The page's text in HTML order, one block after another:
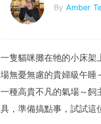
By Amber
一隻貓咪攤在牠的小床架
場無憂無慮的貴婦級午睡
一種高貴不凡的氣場～飼
具，準備搞點事，試試這